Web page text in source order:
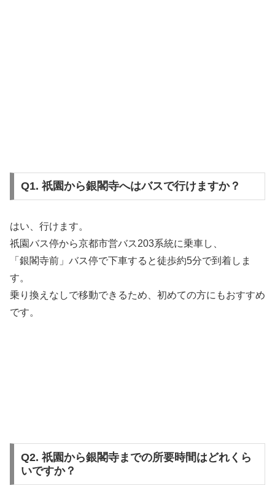
Q1. 祇園から銀閣寺へはバスで行けますか？
はい、行けます。
祇園バス停から京都市営バス203系統に乗車し、
「銀閣寺前」バス停で下車すると徒歩約5分で到着しま
す。
乗り換えなしで移動できるため、初めての方にもおすすめ
です。
Q2. 祇園から銀閣寺までの所要時間はどれくら
いですか？